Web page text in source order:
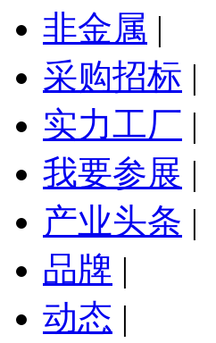
非金属 |
采购招标 |
实力工厂 |
我要参展 |
产业头条 |
品牌 |
动态 |